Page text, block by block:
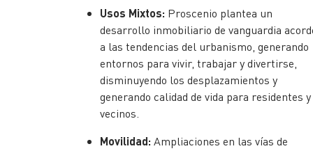
Usos Mixtos: Proscenio plantea un
desarrollo inmobiliario de vanguardia
a las tendencias del urbanismo, generando
entornos para vivir, trabajar y divertirse,
disminuyendo los desplazamientos y
generando calidad de vida para residentes y
vecinos.
Movilidad:Ampliaciones en las vías de